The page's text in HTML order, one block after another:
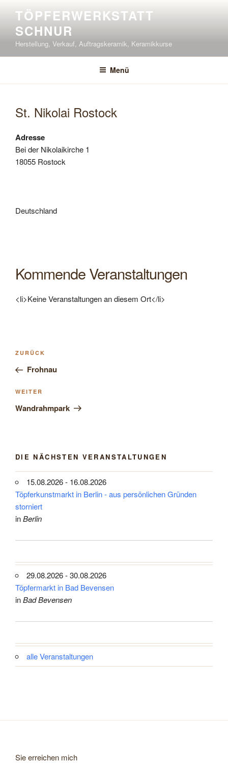
springen
TÖPFERWERKSTATT
SCHNUR
Herstellung, Verkauf, Auftragskeramik, Keramikkurse
Menü
St. Nikolai Rostock
Adresse
Bei der Nikolaikirche 1
18055 Rostock
Deutschland
Kommende Veranstaltungen
<li>Keine Veranstaltungen an diesem Ort</li>
Beitragsnavigation
Vorheriger
Beitrag
ZURÜCK
Frohnau
Nächster
Beitrag
WEITER
Wandrahmpark
DIE NÄCHSTEN VERANSTALTUNGEN
15.08.2026 - 16.08.2026
Töpferkunstmarkt in Berlin - aus persönlichen Gründen
storniert
inBerlin
29.08.2026 - 30.08.2026
Töpfermarkt in Bad Bevensen
inBad Bevensen
alle Veranstaltungen
Sie erreichen mich